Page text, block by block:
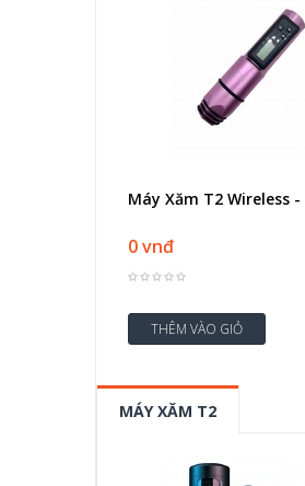
Máy Xăm T2 Wireless -
0 vnđ
MÁY XĂM T2